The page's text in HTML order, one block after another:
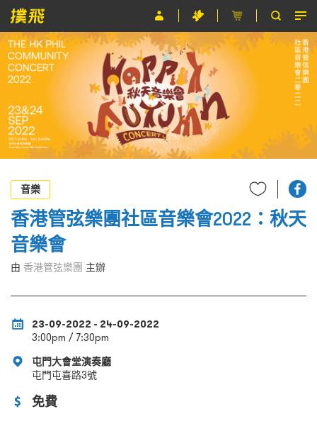
節目
主辦單位
關於撲飛
條款及細則
EN
音樂
香港管弦樂團社區音樂會2022：秋天
音樂會
由 香港管弦樂團 主辦
23-09-2022 - 24-09-2022
3:00pm / 7:30pm
屯門大會堂演奏廳
屯門屯喜路3號
免費